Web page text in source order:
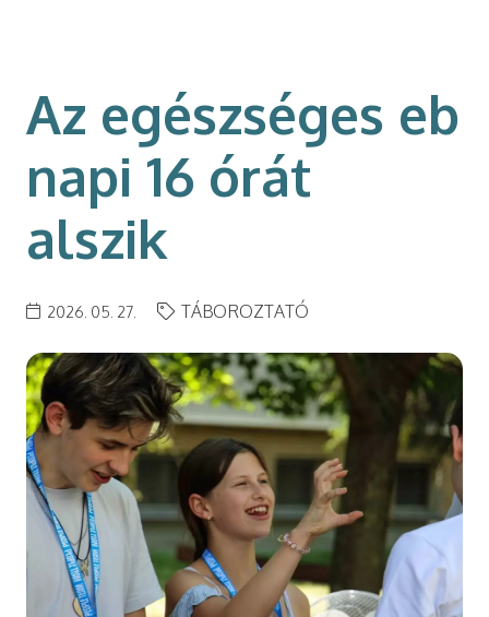
Az egészséges eb
napi 16 órát
alszik
2026. 05. 27. TÁBOROZTATÓ